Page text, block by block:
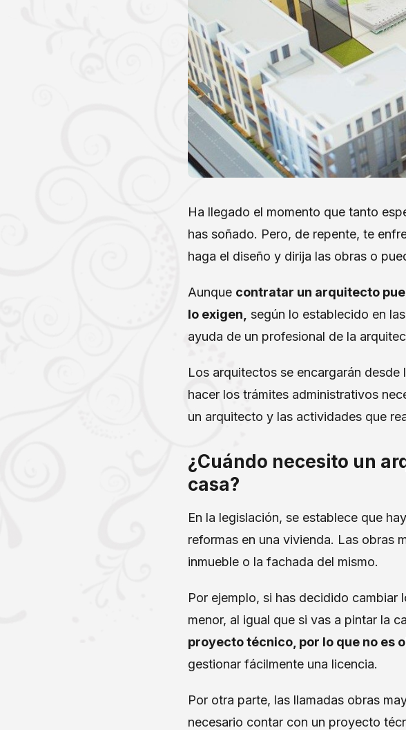
Ha llegado el momento que tanto
has soñado. Pero, de repente, te
haga el diseño y dirija las obras o
Aunque contratar un arquitecto
lo exigen, según lo establecido en
ayuda de un profesional de la
Los arquitectos se encargarán
hacer los trámites administrativos
un arquitecto y las actividades que
¿Cuándo necesito un
casa?
En la legislación, se establece que
reformas en una vivienda. Las obras
inmueble o la fachada del mismo.
Por ejemplo, si has decidido cambiar
menor, al igual que si vas a pintar la
proyecto técnico, por lo que no es
gestionar fácilmente una licencia.
Por otra parte, las llamadas obras
necesario contar con un proyecto